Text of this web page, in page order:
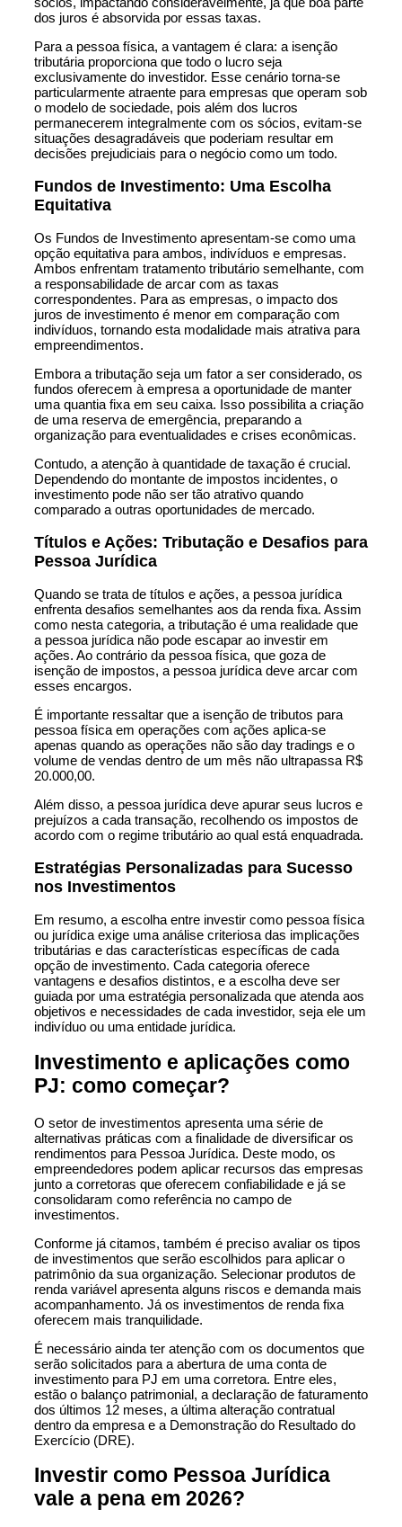
dos juros é absorvida por essas taxas.
Para a pessoa física, a vantagem é clara: a isenção
tributária proporciona que todo o lucro seja
exclusivamente do investidor. Esse cenário torna-se
particularmente atraente para empresas que operam sob
o modelo de sociedade, pois além dos lucros
permanecerem integralmente com os sócios, evitam-se
situações desagradáveis que poderiam resultar em
decisões prejudiciais para o negócio como um todo.
Fundos de Investimento: Uma Escolha
Equitativa
Os Fundos de Investimento apresentam-se como uma
opção equitativa para ambos, indivíduos e empresas.
Ambos enfrentam tratamento tributário semelhante, com
a responsabilidade de arcar com as taxas
correspondentes. Para as empresas, o impacto dos
juros de investimento é menor em comparação com
indivíduos, tornando esta modalidade mais atrativa para
empreendimentos.
Embora a tributação seja um fator a ser considerado, os
fundos oferecem à empresa a oportunidade de manter
uma quantia fixa em seu caixa. Isso possibilita a criação
de uma reserva de emergência, preparando a
organização para eventualidades e crises econômicas.
Contudo, a atenção à quantidade de taxação é crucial.
Dependendo do montante de impostos incidentes, o
investimento pode não ser tão atrativo quando
comparado a outras oportunidades de mercado.
Títulos e Ações: Tributação e Desafios para
Pessoa Jurídica
Quando se trata de títulos e ações, a pessoa jurídica
enfrenta desafios semelhantes aos da renda fixa. Assim
como nesta categoria, a tributação é uma realidade que
a pessoa jurídica não pode escapar ao investir em
ações. Ao contrário da pessoa física, que goza de
isenção de impostos, a pessoa jurídica deve arcar com
esses encargos.
É importante ressaltar que a isenção de tributos para
pessoa física em operações com ações aplica-se
apenas quando as operações não são day tradings e o
volume de vendas dentro de um mês não ultrapassa R$
20.000,00.
Além disso, a pessoa jurídica deve apurar seus lucros e
prejuízos a cada transação, recolhendo os impostos de
acordo com o regime tributário ao qual está enquadrada.
Estratégias Personalizadas para Sucesso
nos Investimentos
Em resumo, a escolha entre investir como pessoa física
ou jurídica exige uma análise criteriosa das implicações
tributárias e das características específicas de cada
opção de investimento. Cada categoria oferece
vantagens e desafios distintos, e a escolha deve ser
guiada por uma estratégia personalizada que atenda aos
objetivos e necessidades de cada investidor, seja ele um
indivíduo ou uma entidade jurídica.
Investimento e aplicações como
PJ: como começar?
O setor de investimentos apresenta uma série de
alternativas práticas com a finalidade de diversificar os
rendimentos para Pessoa Jurídica. Deste modo, os
empreendedores podem aplicar recursos das empresas
junto a corretoras que oferecem confiabilidade e já se
consolidaram como referência no campo de
investimentos.
Conforme já citamos, também é preciso avaliar os tipos
de investimentos que serão escolhidos para aplicar o
patrimônio da sua organização. Selecionar produtos de
renda variável apresenta alguns riscos e demanda mais
acompanhamento. Já os investimentos de renda fixa
oferecem mais tranquilidade.
É necessário ainda ter atenção com os documentos que
serão solicitados para a abertura de uma conta de
investimento para PJ em uma corretora. Entre eles,
estão o balanço patrimonial, a declaração de faturamento
dos últimos 12 meses, a última alteração contratual
dentro da empresa e a Demonstração do Resultado do
Exercício (DRE).
Investir como Pessoa Jurídica
vale a pena em 2026?